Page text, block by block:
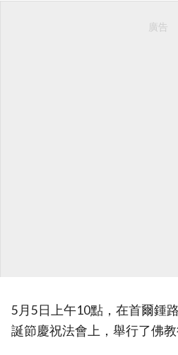
廣告
5月5日上午10點，在首爾鍾
誕節慶祝法會上，舉行了佛教